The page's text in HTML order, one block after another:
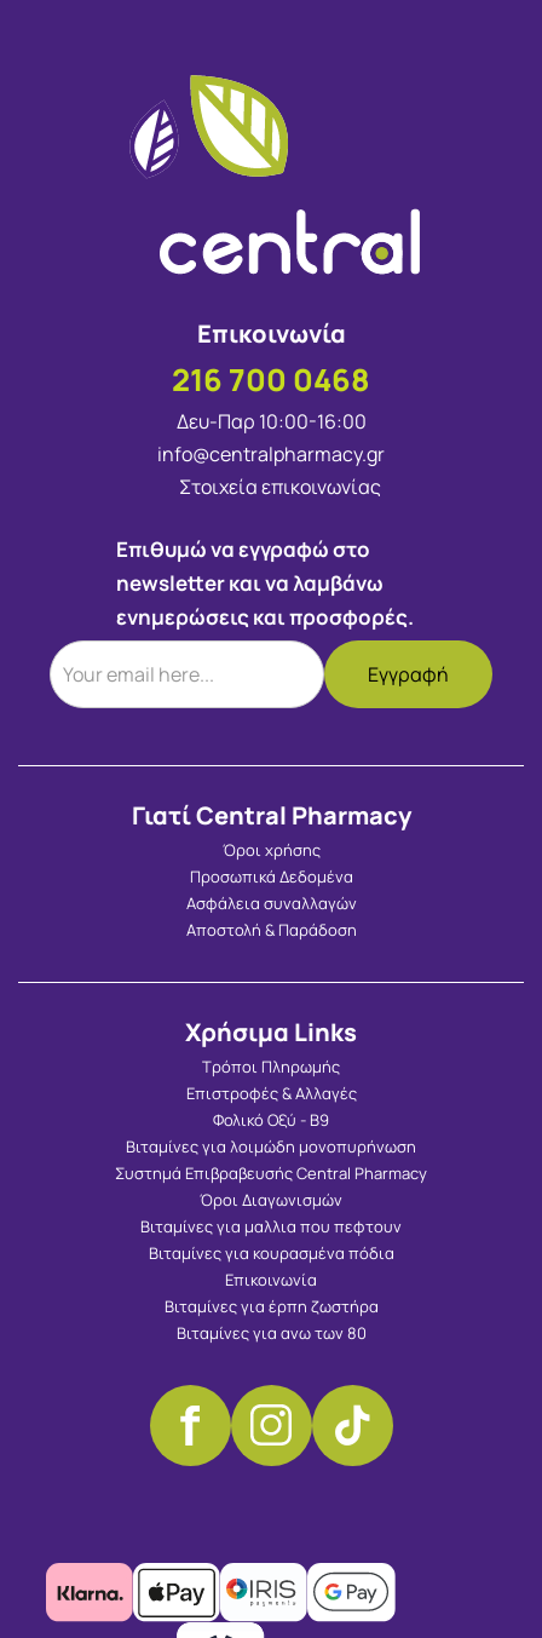
Επικοινωνία
216 700 0468
Δευ-Παρ 10:00-16:00
info@centralpharmacy.gr
Στοιχεία επικοινωνίας
Επιθυμώ να εγγραφώ στο
newsletter και να λαμβάνω
ενημερώσεις και προσφορές.
Γιατί Central Pharmacy
Όροι χρήσης
Προσωπικά Δεδομένα
Ασφάλεια συναλλαγών
Αποστολή & Παράδοση
Χρήσιμα Links
Τρόποι Πληρωμής
Επιστροφές & Αλλαγές
Φολικό Οξύ - Β9
Βιταμίνες για λοιμώδη μονοπυρήνωση
Συστημά Επιβραβευσής Central Pharmacy
Όροι Διαγωνισμών
Βιταμίνες για μαλλια που πεφτουν
Βιταμίνες για κουρασμένα πόδια
Επικοινωνία
Βιταμίνες για έρπη ζωστήρα
Βιταμίνες για ανω των 80